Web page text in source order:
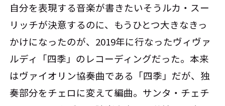
自分を表現する音楽が書きたい――そうルカ・スー
リッチが決意するのに、もうひとつ大きなきっ
かけになったのが、2019年に行なったヴィヴァ
ルディ「四季」のレコーディングだった。本来
はヴァイオリン協奏曲である「四季」だが、独
奏部分をチェロに変えて編曲。サンタ・チェチ